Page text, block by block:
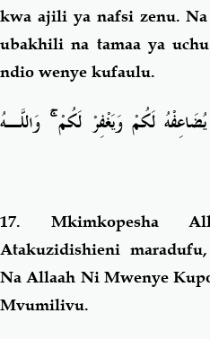
kwa ajili ya nafsi zenu. Na
ubakhili na tamaa ya
ndio wenye kufaulu.
لَكُمْ وَيَغْفِرْ لَكُمْۚ وَاللَّـهُ
17. Mkimkopesha
Atakuzidishieni
Na Allaah Ni Mwenye
Mvumilivu.